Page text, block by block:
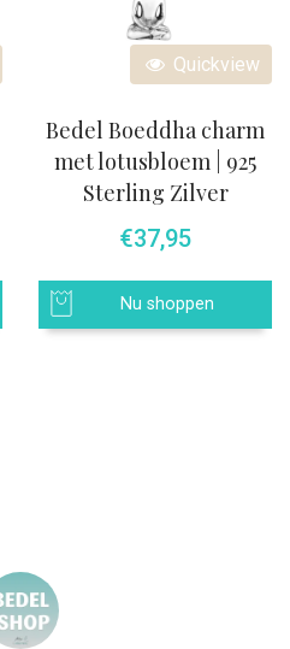
Quickview
Bedel Boeddha charm
met lotusbloem | 925
Sterling Zilver
€37,95
Nu shoppen